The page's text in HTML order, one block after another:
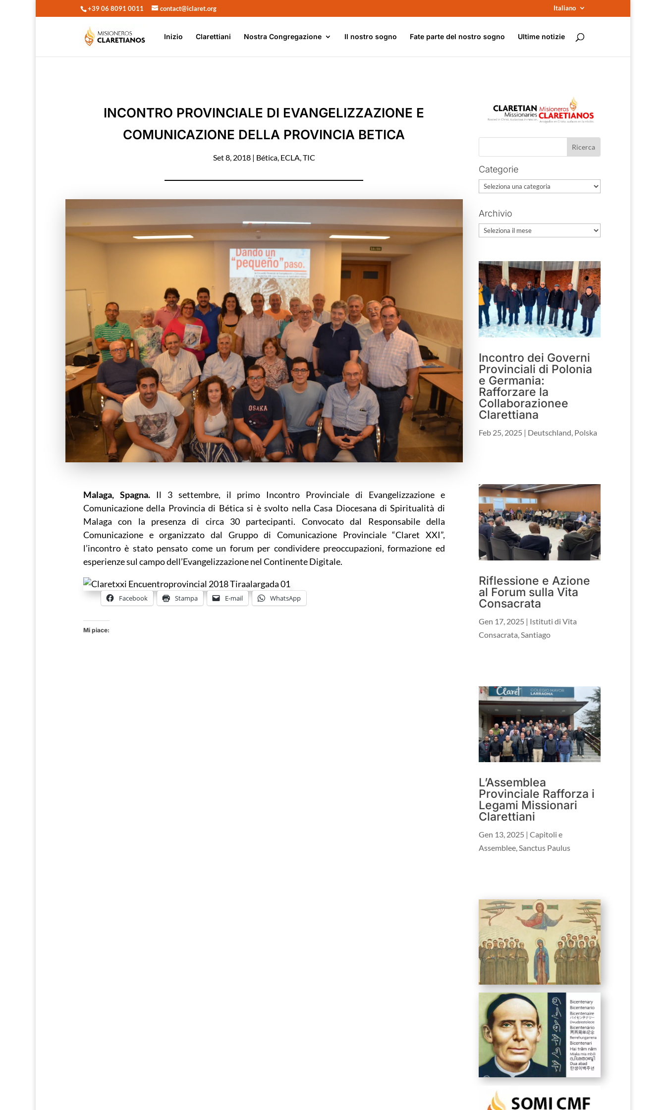
+39 06 8091 0011 contact@iclaret.org Italiano
Inizio Clarettiani Nostra Congregazione Il nostro sogno Fate parte del nostro sogno Ultime notizie
INCONTRO PROVINCIALE DI EVANGELIZZAZIONE E
COMUNICAZIONE DELLA PROVINCIA BETICA
Set 8, 2018| Bética, ECLA,TIC
Malaga, Spagna.Il 3 settembre, il primo Incontro Provinciale di Evangelizzazione e
Comunicazione della Provincia di Bética si è svolto nella Casa Diocesana di Spiritualità di
Malaga con la presenza di circa 30 partecipanti. Convocato dal Responsabile della
Comunicazione e organizzato dal Gruppo di Comunicazione Provinciale “Claret XXI”,
l’incontro è stato pensato come un forum per condividere preoccupazioni, formazione ed
esperienze sul campo dell’Evangelizzazione nel Continente Digitale.
Facebook Stampa E-mail WhatsApp
Mi piace:
Categorie
Categorie
Archivio
Archivio
Incontro dei Governi
Provinciali di Polonia
e Germania:
Rafforzare la
Collaborazionee
Clarettiana
Feb 25, 2025 | Deutschland, Polska
Riflessione e Azione
al Forum sulla Vita
Consacrata
Gen 17, 2025 | Istituti di Vita
Consacrata Santiago
L’Assemblea
Provinciale Rafforza i
Legami Missionari
Clarettiani
Gen 13, 2025 |Capitoli e
Assemblee,Sanctus Paulus